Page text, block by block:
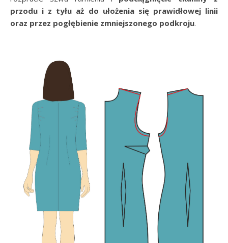
przodu i z tyłu aż do ułożenia się prawidłowej linii
oraz przez pogłębienie zmniejszonego podkroju.